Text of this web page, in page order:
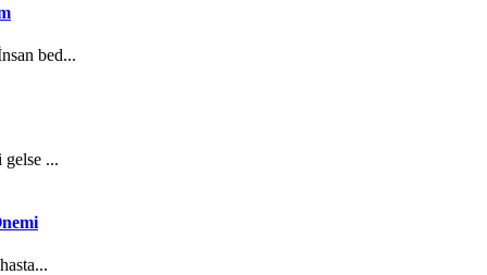
bed...
gelse ...